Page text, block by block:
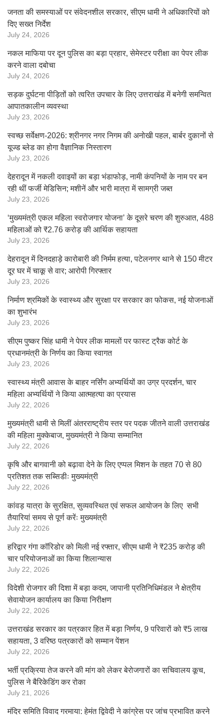
जनता की समस्याओं पर संवेदनशील सरकार, सीएम धामी ने अधिकारियों को
दिए सख्त निर्देश
July 24, 2026
नकल माफिया पर दून पुलिस का बड़ा प्रहार, सेमेस्टर परीक्षा का पेपर लीक
करने वाला दबोचा
July 24, 2026
सड़क दुर्घटना पीड़ितों को त्वरित उपचार के लिए उत्तराखंड में बनेगी समन्वित
आपातकालीन व्यवस्था
July 23, 2026
स्वच्छ सर्वेक्षण-2026: श्रीनगर नगर निगम की अनोखी पहल, बार्बर दुकानों से
यूज्ड ब्लेड का होगा वैज्ञानिक निस्तारण
July 23, 2026
देहरादून में नकली दवाइयों का बड़ा भंडाफोड़, नामी कंपनियों के नाम पर बन
रही थीं फर्जी मेडिसिन; मशीनें और भारी मात्रा में सामग्री जब्त
July 23, 2026
‘मुख्यमंत्री एकल महिला स्वरोजगार योजना’ के दूसरे चरण की शुरुआत, 488
महिलाओं को ₹2.76 करोड़ की आर्थिक सहायता
July 23, 2026
देहरादून में दिनदहाड़े कारोबारी की निर्मम हत्या, पटेलनगर थाने से 150 मीटर
दूर घर में चाकू से वार; आरोपी गिरफ्तार
July 23, 2026
निर्माण श्रमिकों के स्वास्थ्य और सुरक्षा पर सरकार का फोकस, नई योजनाओं
का शुभारंभ
July 23, 2026
सीएम पुष्कर सिंह धामी ने पेपर लीक मामलों पर फास्ट ट्रैक कोर्ट के
प्रधानमंत्री के निर्णय का किया स्वागत
July 23, 2026
स्वास्थ्य मंत्री आवास के बाहर नर्सिंग अभ्यर्थियों का उग्र प्रदर्शन, चार
महिला अभ्यर्थियों ने किया आत्महत्या का प्रयास
July 22, 2026
मुख्यमंत्री धामी से मिलीं अंतरराष्ट्रीय स्तर पर पदक जीतने वाली उत्तराखंड
की महिला मुक्केबाज, मुख्यमंत्री ने किया सम्मानित
July 22, 2026
कृषि और बागवानी को बढ़ावा देने के लिए एप्पल मिशन के तहत 70 से 80
प्रतिशत तक सब्सिडीः मुख्यमंत्री
July 22, 2026
कांवड़ यात्रा के सुरक्षित, सुव्यवस्थित एवं सफल आयोजन के लिए सभी
तैयारियां समय से पूर्ण करेंः मुख्यमंत्री
July 22, 2026
हरिद्वार गंगा कॉरिडोर को मिली नई रफ्तार, सीएम धामी ने ₹235 करोड़ की
चार परियोजनाओं का किया शिलान्यास
July 22, 2026
विदेशी रोजगार की दिशा में बड़ा कदम, जापानी प्रतिनिधिमंडल ने क्षेत्रीय
सेवायोजन कार्यालय का किया निरीक्षण
July 22, 2026
उत्तराखंड सरकार का पत्रकार हित में बड़ा निर्णय, 9 परिवारों को ₹5 लाख
सहायता, 3 वरिष्ठ पत्रकारों को सम्मान पेंशन
July 22, 2026
भर्ती प्रक्रिया तेज करने की मांग को लेकर बेरोजगारों का सचिवालय कूच,
पुलिस ने बैरिकेडिंग कर रोका
July 21, 2026
मंदिर समिति विवाद गरमाया: हेमंत द्विवेदी ने कांग्रेस पर जांच प्रभावित करने